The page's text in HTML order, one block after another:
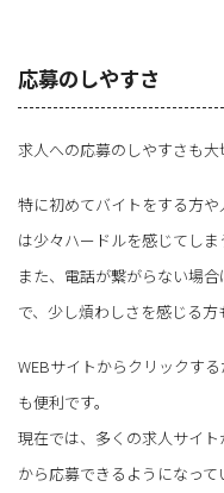
応募のしやすさ
求人への応募のしやすさも大
特に初めてバイトをする方
は少々ハードルを感じてしま
また、電話が繋がらない場
で、少し煩わしさを感じる方
WEBサイトからクリックす
も便利です。
現在では、多くの求人サイ
から応募できるようになって